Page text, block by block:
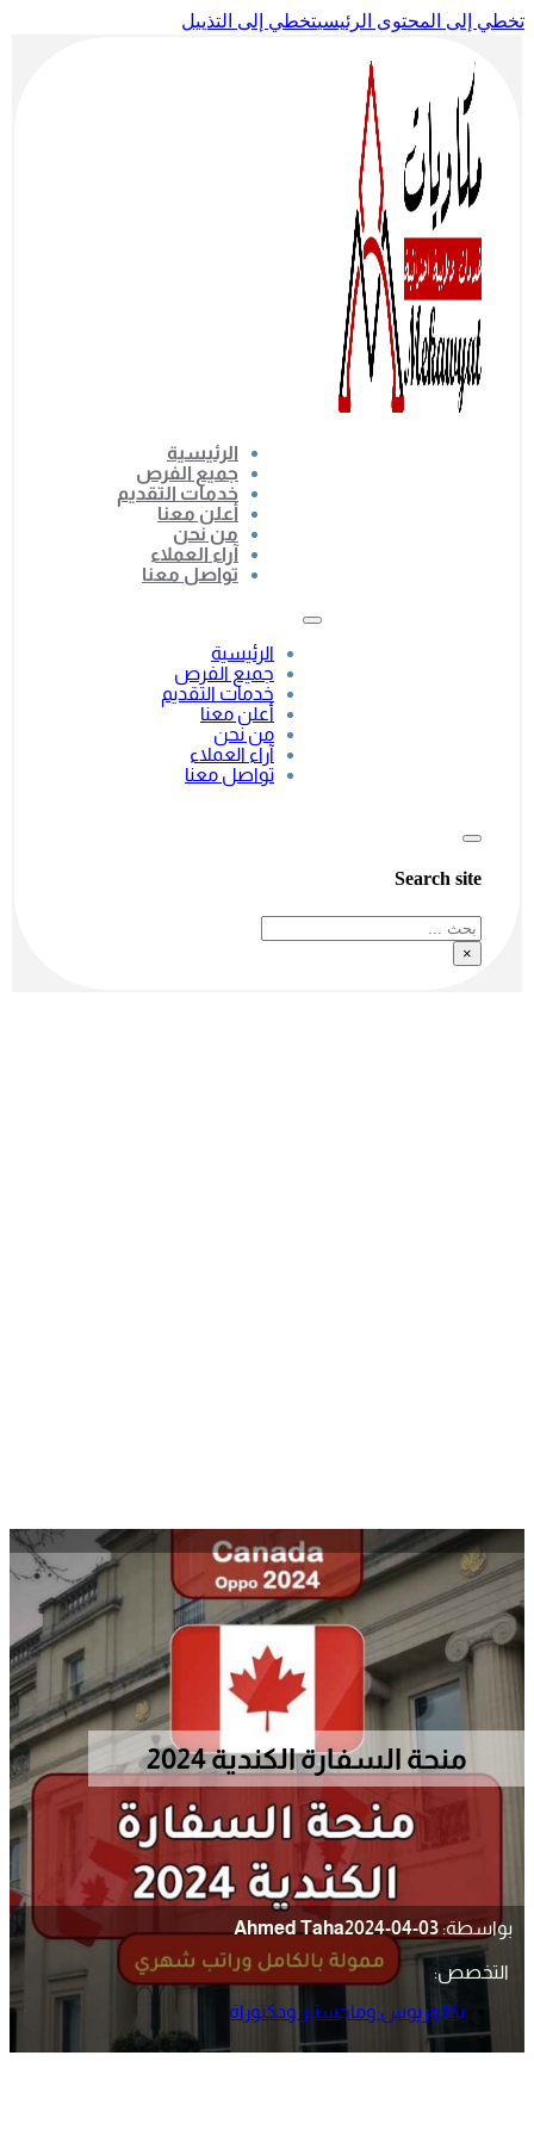
تخطي إلى المحتوى الرئيسيتخطي إلى التذييل
الرئيسية
جميع الفرص
خدمات التقديم
أعلن معنا
من نحن
آراء العملاء
تواصل معنا
الرئيسية
جميع الفرص
خدمات التقديم
أعلن معنا
من نحن
آراء العملاء
تواصل معنا
Search site
بحث
×
منحة السفارة الكندية 2024
بواسطة: Ahmed Taha2024-04-03
التخصص:
بكالوريوس وماجستير ودكتوراة